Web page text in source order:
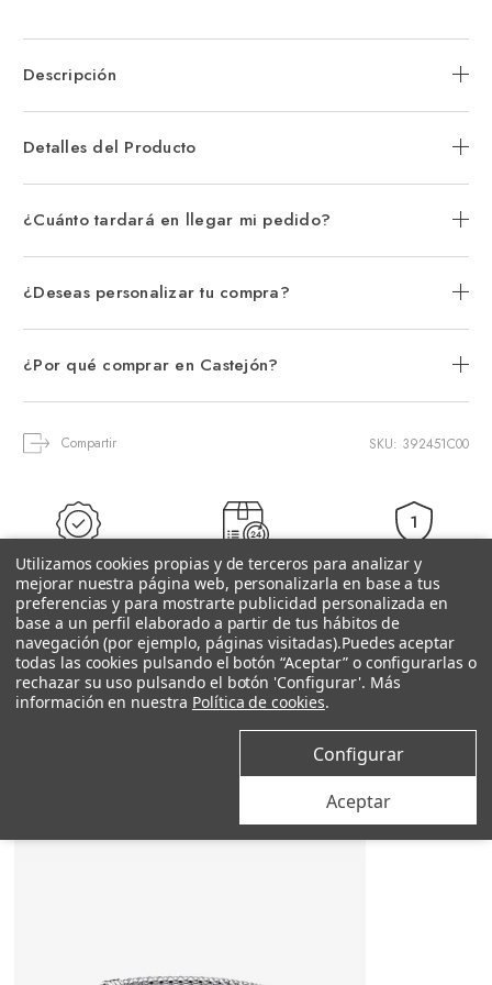
Descripción
Detalles del Producto
¿Cuánto tardará en llegar mi pedido?
¿Deseas personalizar tu compra?
¿Por qué comprar en Castejón?
Compartir SKU: 392451C00
Distribuidor
Oficial
Entrega 24-72h
(Península)
3 Años de
Grantía
Productos relacionados
Utilizamos cookies propias y de terceros para analizar y
mejorar nuestra página web, personalizarla en base a tus
preferencias y para mostrarte publicidad personalizada en
base a un perfil elaborado a partir de tus hábitos de
navegación (por ejemplo, páginas visitadas).Puedes aceptar
todas las cookies pulsando el botón “Aceptar” o configurarlas o
rechazar su uso pulsando el botón 'Configurar'. Más
información en nuestra Política de cookies.
Configurar
Aceptar